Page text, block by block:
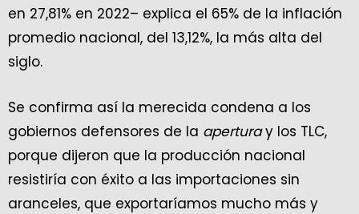
en 27,81% en 2022– explica el 65% de la inflación
promedio nacional, del 13,12%, la más alta del
siglo.
Se confirma así la merecida condena a los
gobiernos defensores de la aperturay los TLC,
porque dijeron que la producción nacional
resistiría con éxito a las importaciones sin
aranceles, que exportaríamos mucho más y